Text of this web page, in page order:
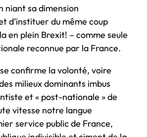
niant sa dimension
d’instituer du même coup
en plein Brexit! – comme seule
reconnue par la France.
confirme la volonté, voire
milieux dominants imbus
et « post-nationale » de
vitesse notre langue
service public de France,